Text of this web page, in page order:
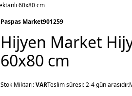
60x80 cm
Paspas Market901259
Hijyen Market
60x80 cm
Stok Miktarı:VARTeslim süresi: 2-4 gün arasıdır.